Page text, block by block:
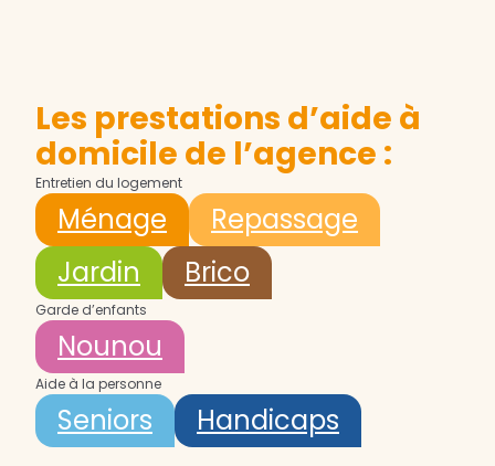
Les prestations d’aide à
domicile de l’agence :
Entretien du logement
Ménage
Repassage
Jardin
Brico
Garde d’enfants
Nounou
Aide à la personne
Seniors Handicaps